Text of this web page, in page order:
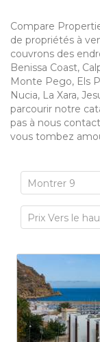
Compare
de propriétés à
couvrons des
Benissa Coast,
Monte Pego, Els
Nucia, La Xara,
parcourir notre
pas à nous
vous tombez
Montrer 9
Prix Vers le